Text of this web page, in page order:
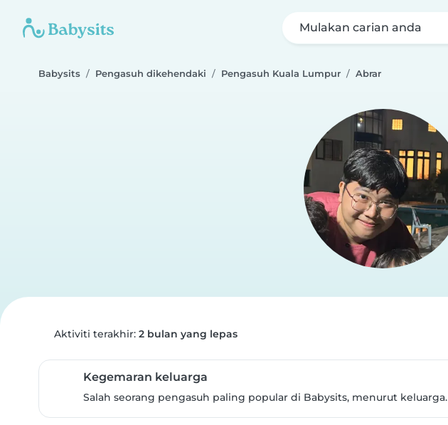
Mulakan carian anda
Babysits Pengasuh dikehendaki Pengasuh Kuala Lumpur Abrar
Aktiviti terakhir: 2 bulan yang lepas
Kegemaran keluarga
Salah seorang pengasuh paling popular di Babysits, menurut keluarga.